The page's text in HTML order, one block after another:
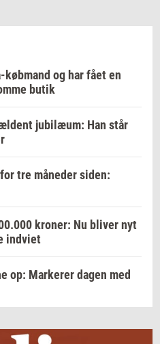
købmand og har fået en
butik
jubilæum: Han står
tre måneder siden:
kroner: Nu bliver nyt
indviet
op: Markerer dagen med